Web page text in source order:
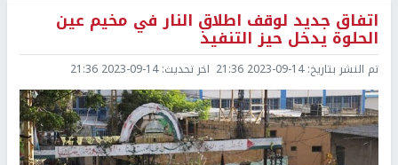
اتفاق جديد لوقف اطلاق النار في مخيم عين
الحلوة يدخل حيز التنفيذ
تم النشر بتاريخ:2023-09-14 21:36 اخر تحديث:2023-09-14 21:36